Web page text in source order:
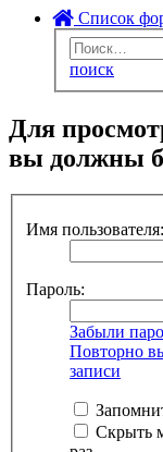
Список
поиск
Для
вы должны
Имя пользователя:
Пароль:
Забыли
Повторно
записи
Скрыть